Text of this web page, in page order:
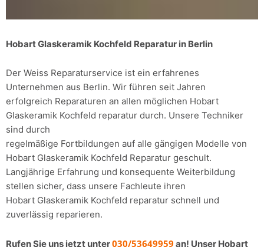
Hobart Glaskeramik Kochfeld Reparatur in Berlin
Der Weiss Reparaturservice ist ein erfahrenes
Unternehmen aus Berlin. Wir führen seit Jahren
erfolgreich Reparaturen an allen möglichen Hobart
Glaskeramik Kochfeld reparatur durch. Unsere Techniker
sind durch
regelmäßige Fortbildungen auf alle gängigen Modelle von
Hobart Glaskeramik Kochfeld Reparatur geschult.
Langjährige Erfahrung und konsequente Weiterbildung
stellen sicher, dass unsere Fachleute ihren
Hobart Glaskeramik Kochfeld reparatur schnell und
zuverlässig reparieren.
Rufen Sie uns jetzt unter030/53649959 an! Unser Hobart